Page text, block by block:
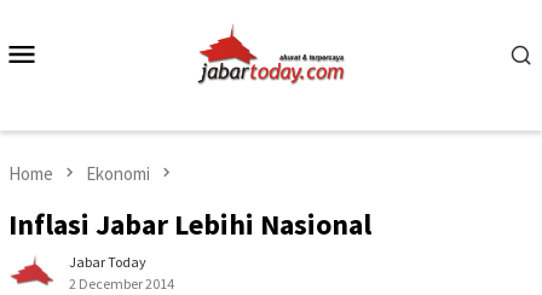
content
Home Ekonomi
Inflasi Jabar Lebihi Nasional
Jabar Today
2 December 2014